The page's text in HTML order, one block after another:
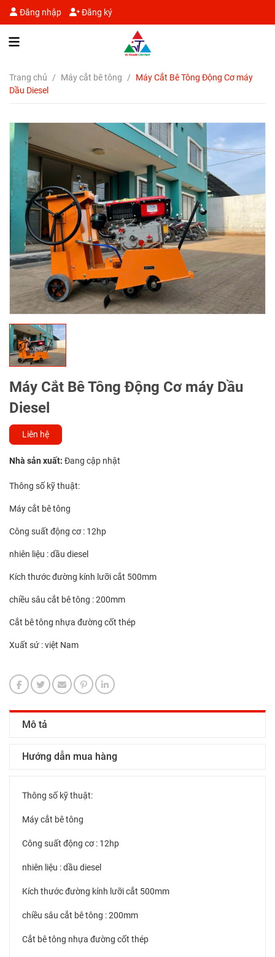
Đăng nhập Đăng ký
Trang chủ / Máy cắt bê tông /
Máy Cắt Bê Tông Động Cơ máy
Dầu Diesel
Máy Cắt Bê Tông Động Cơ máy Dầu
Diesel
Liên hệ
Nhà sản xuất: Đang cập nhật
Thông số kỹ thuật:
Máy cắt bê tông
Công suất động cơ : 12hp
nhiên liệu : dầu diesel
Kích thước đường kính lưỡi cắt 500mm
chiều sâu cắt bê tông : 200mm
Cắt bê tông nhựa đường cốt thép
Xuất sứ : việt Nam
Mô tả
Hướng dẫn mua hàng
Thông số kỹ thuật:
Máy cắt bê tông
Công suất động cơ : 12hp
nhiên liệu : dầu diesel
Kích thước đường kính lưỡi cắt 500mm
chiều sâu cắt bê tông : 200mm
Cắt bê tông nhựa đường cốt thép